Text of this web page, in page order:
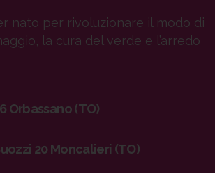
nato per rivoluzionare il modo di
la cura del verde e l’arredo
Orbassano (TO)
20 Moncalieri (TO)